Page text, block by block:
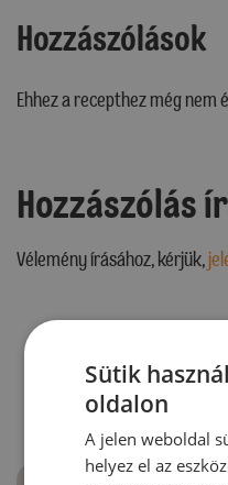
Hozzászólások
Ehhez a recepthez még nem
Hozzászólás
Vélemény írásához, kérjük,
Sütik
oldalon
A jelen weboldal
helyez el az